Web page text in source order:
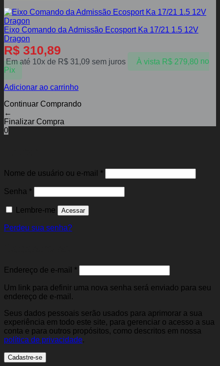
Eixo Comando da Admissão Ecosport Ka 17/21 1.5 12V
Dragon
R$ 310,89
Em até 10x de R$ 31,09 sem juros À vista R$279,80 no
Pix
Adicionar ao carrinho
Continuar Comprando
←
Finalizar Compra
0
Nome de usuário ou e-mail *Obrigatório
Senha *Obrigatório
Lembre-me Acessar
Perdeu sua senha?
Endereço de e-mail *Obrigatório
Um link para definir uma nova senha será enviado para seu
endereço de e-mail.
Seus dados pessoais serão usados para aprimorar a sua
experiência em todo este site, para gerenciar o acesso a sua
conta e para outros propósitos, como descritos em nossa
política de privacidade.
Cadastre-se